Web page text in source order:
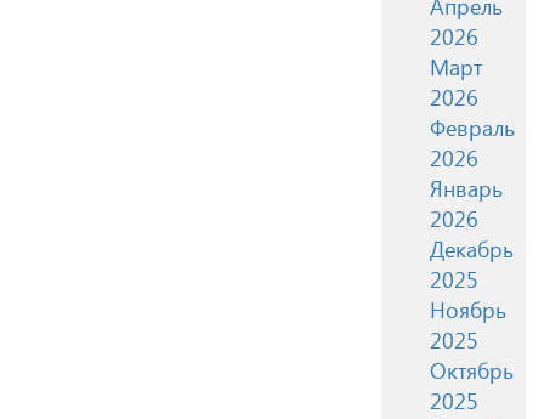
2026
Март
2026
Февраль
2026
Январь
2026
Декабрь
2025
Ноябрь
2025
Октябрь
2025